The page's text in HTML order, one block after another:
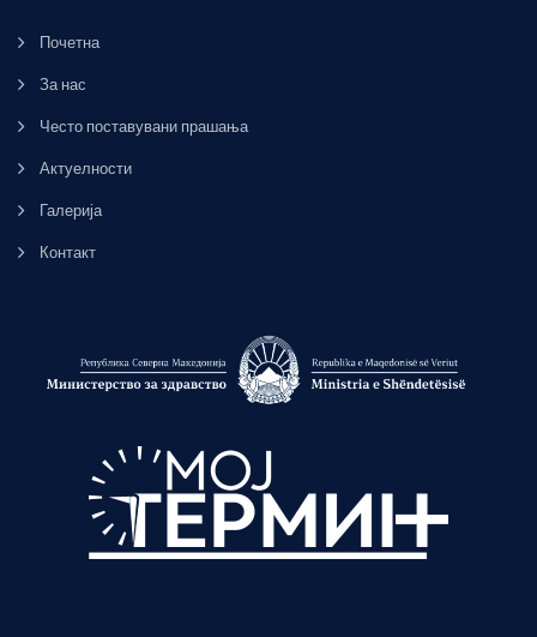
Почетна
За нас
Често поставувани прашања
Актуелности
Галерија
Контакт